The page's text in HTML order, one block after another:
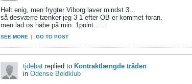
Helt enig, men frygter Viborg laver mindst 3…
så desværre tænker jeg 3-1 efter OB er kommet foran.
men lad os håbe på min. 1point…...
SEE MORE GO TO POST
tjdebat replied to Kontraktlængde tråden
in Odense Boldklub